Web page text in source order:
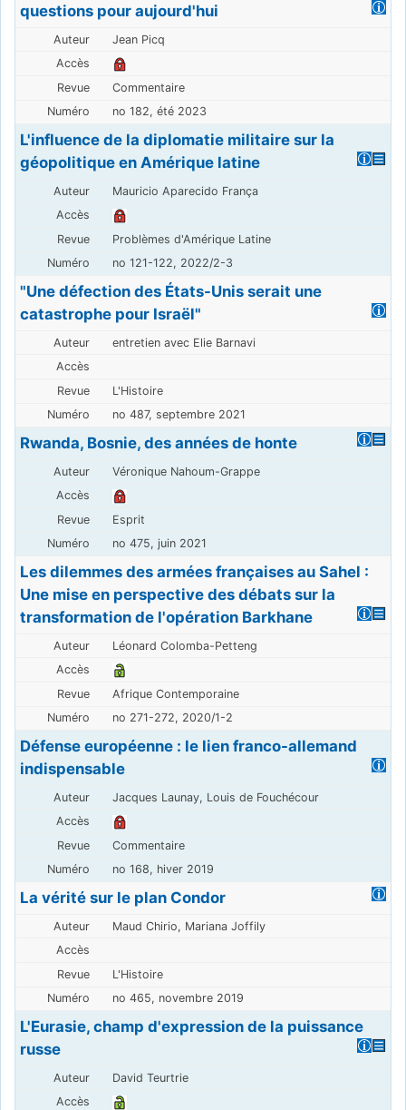
questions pour aujourd'hui
Jean Picq
Commentaire
no 182, été 2023
L'influence de la diplomatie militaire sur la
géopolitique en Amérique latine
Mauricio Aparecido França
Problèmes d'Amérique Latine
no 121-122, 2022/2-3
"Une défection des États-Unis serait une
catastrophe pour Israël"
entretien avec Elie Barnavi
L'Histoire
no 487, septembre 2021
Rwanda, Bosnie, des années de honte
Véronique Nahoum-Grappe
Esprit
no 475, juin 2021
Les dilemmes des armées françaises au Sahel :
Une mise en perspective des débats sur la
transformation de l'opération Barkhane
Léonard Colomba-Petteng
Afrique Contemporaine
no 271-272, 2020/1-2
Défense européenne : le lien franco-allemand
indispensable
Jacques Launay, Louis de Fouchécour
Commentaire
no 168, hiver 2019
La vérité sur le plan Condor
Maud Chirio, Mariana Joffily
L'Histoire
no 465, novembre 2019
L'Eurasie, champ d'expression de la puissance
russe
David Teurtrie